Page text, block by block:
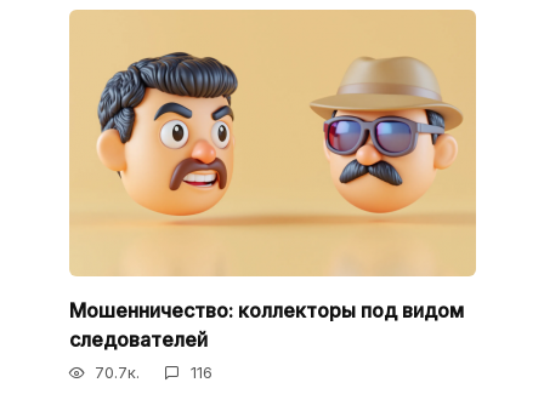
Мошенничество: коллекторы под видом
следователей
70.7к. 116